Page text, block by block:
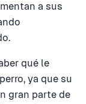
a sus
qué le
ya que su
gran parte de